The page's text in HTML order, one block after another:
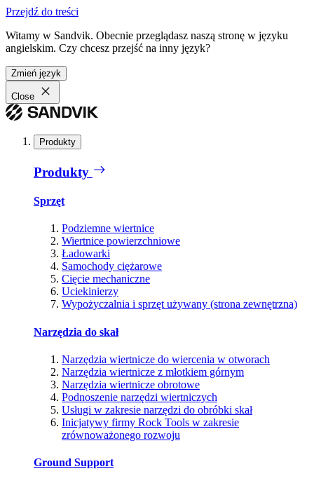
Przejdź do treści
Witamy w Sandvik. Obecnie przeglądasz naszą stronę w języku
angielskim. Czy chcesz przejść na inny język?
Zmień język
Close
Produkty
Produkty
Sprzęt
Podziemne wiertnice
Wiertnice powierzchniowe
Ładowarki
Samochody ciężarowe
Cięcie mechaniczne
Uciekinierzy
Wypożyczalnia i sprzęt używany (strona zewnętrzna)
Narzędzia do skał
Narzędzia wiertnicze do wiercenia w otworach
Narzędzia wiertnicze z młotkiem górnym
Narzędzia wiertnicze obrotowe
Podnoszenie narzędzi wiertniczych
Usługi w zakresie narzędzi do obróbki skał
Inicjatywy firmy Rock Tools w zakresie
zrównoważonego rozwoju
Ground Support